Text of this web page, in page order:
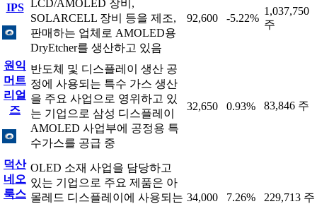
IPS LCD/AMOLED 장비,
SOLARCELL 장비 등을 제조,
판매하는 업체로 AMOLED용
DryEtcher를 생산하고 있음
92,600 -5.22%
1,037,750
주
원익
머트
리얼
즈
반도체 및 디스플레이 생산 공
정에 사용되는 특수 가스 생산
을 주요 사업으로 영위하고 있
는 기업으로 삼성 디스플레이
AMOLED 사업부에 공정용 특
수가스를 공급 중
32,650 0.93% 83,846 주
덕산
네오
룩스
OLED 소재 사업을 담당하고
있는 기업으로 주요 제품은 아
몰레드 디스플레이에 사용되는 34,000 7.26% 229,713 주